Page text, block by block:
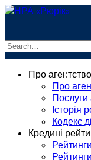
Про агентство
Про
Послуги
Історія
Кодекс
Кредині
Рейтинги